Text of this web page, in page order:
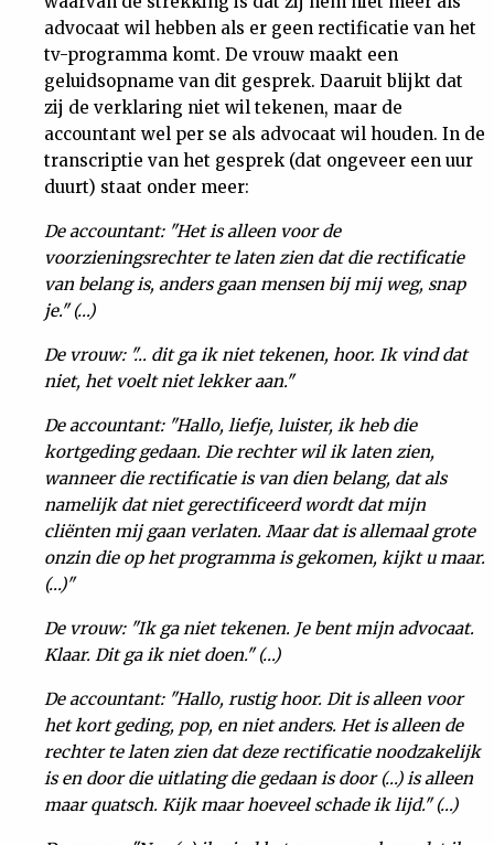
advocaat wil hebben als er geen rectificatie van het
tv-programma komt. De vrouw maakt een
geluidsopname van dit gesprek. Daaruit blijkt dat
zij de verklaring niet wil tekenen, maar de
accountant wel per se als advocaat wil houden. In de
transcriptie van het gesprek (dat ongeveer een uur
duurt) staat onder meer:
De accountant: "Het is alleen voor de
voorzieningsrechter te laten zien dat die rectificatie
van belang is, anders gaan mensen bij mij weg, snap
je." (…)
De vrouw: "… dit ga ik niet tekenen, hoor. Ik vind dat
niet, het voelt niet lekker aan."
De accountant: "Hallo, liefje, luister, ik heb die
kortgeding gedaan. Die rechter wil ik laten zien,
wanneer die rectificatie is van dien belang, dat als
namelijk dat niet gerectificeerd wordt dat mijn
cliënten mij gaan verlaten. Maar dat is allemaal grote
onzin die op het programma is gekomen, kijkt u maar.
(…)"
De vrouw: "Ik ga niet tekenen. Je bent mijn advocaat.
Klaar. Dit ga ik niet doen." (…)
De accountant: "Hallo, rustig hoor. Dit is alleen voor
het kort geding, pop, en niet anders. Het is alleen de
rechter te laten zien dat deze rectificatie noodzakelijk
is en door die uitlating die gedaan is door (…) is alleen
maar quatsch. Kijk maar hoeveel schade ik lijd." (…)